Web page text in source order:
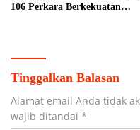
106 Perkara Berkekuatan
Tinggalkan Balasan
Alamat email Anda tidak
wajib ditandai *